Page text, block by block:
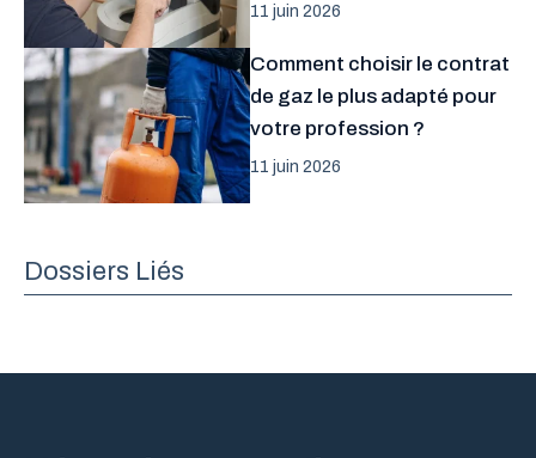
11 juin 2026
Comment choisir le contrat
de gaz le plus adapté pour
votre profession ?
11 juin 2026
Dossiers Liés